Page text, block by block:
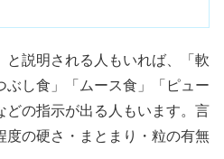
と説明される人もいれば、「軟
ぶし食」「ムース食」「ピュー
どの指示が出る人もいます。言
度の硬さ・まとまり・粒の有無